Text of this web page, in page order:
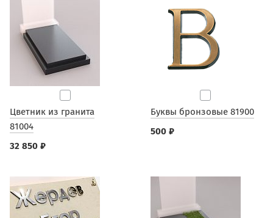
Цветник из гранита
81004
32 850 ₽
Буквы бронзовые 81900
500 ₽